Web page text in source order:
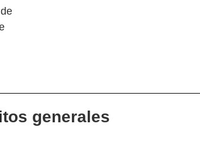
generales